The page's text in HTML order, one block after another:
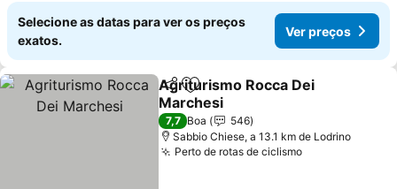
Selecione as datas para ver os preços
exatos.
Ver preços
PartilharAdicionar aos favoritos
Agriturismo Rocca Dei
Marchesi
Ver preços
7,7 Boa
546
Sabbio Chiese, a 13.1 km de Lodrino
Perto de rotas de ciclismoVer preços